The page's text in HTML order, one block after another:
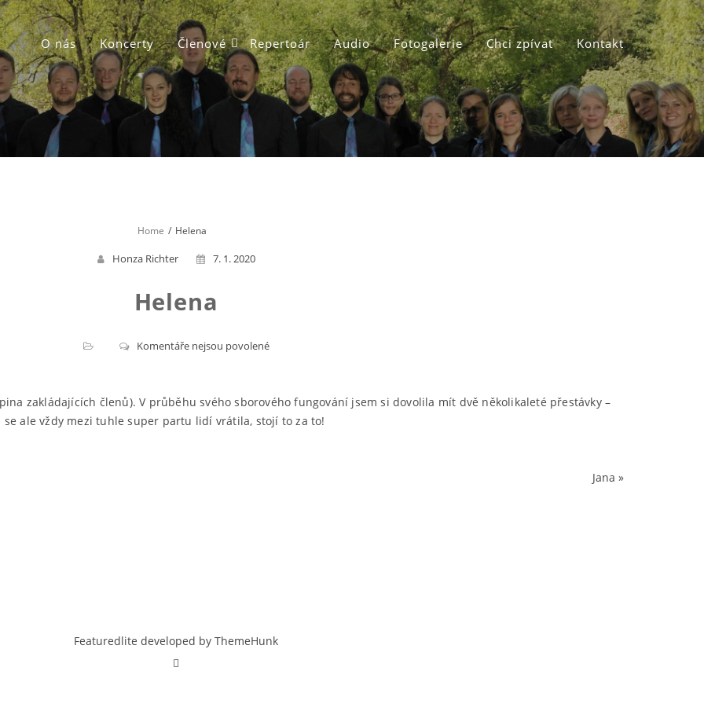
O nás Koncerty Členové Repertoár Audio Fotogalerie Chci zpívat Kontakt
Home Helena
Honza Richter 7. 1. 2020
Helena
Komentáře nejsou povolenéu
Helena
zakládajících členů). V průběhu svého sborového fungování jsem si dovolila mít dvě několikaleté přestávky –
ale vždy mezi tuhle super partu lidí vrátila, stojí to za to!
Jana »
Featuredlite developed by ThemeHunk